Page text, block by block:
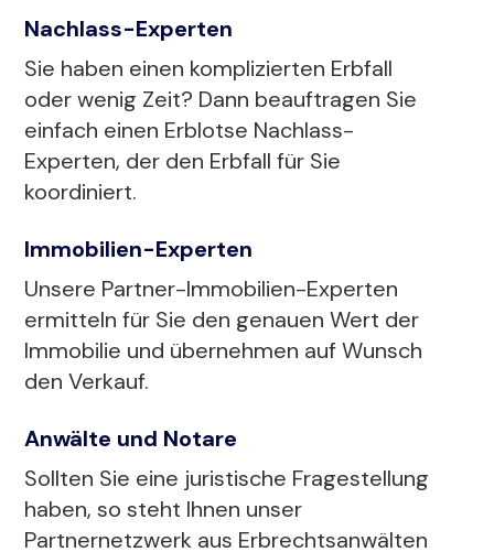
Nachlass-Experten
Sie haben einen komplizierten Erbfall
oder wenig Zeit? Dann beauftragen Sie
einfach einen Erblotse Nachlass-
Experten, der den Erbfall für Sie
koordiniert.
Immobilien-Experten
Unsere Partner-Immobilien-Experten
ermitteln für Sie den genauen Wert der
Immobilie und übernehmen auf Wunsch
den Verkauf.
Anwälte und Notare
Sollten Sie eine juristische Fragestellung
haben, so steht Ihnen unser
Partnernetzwerk aus Erbrechtsanwälten